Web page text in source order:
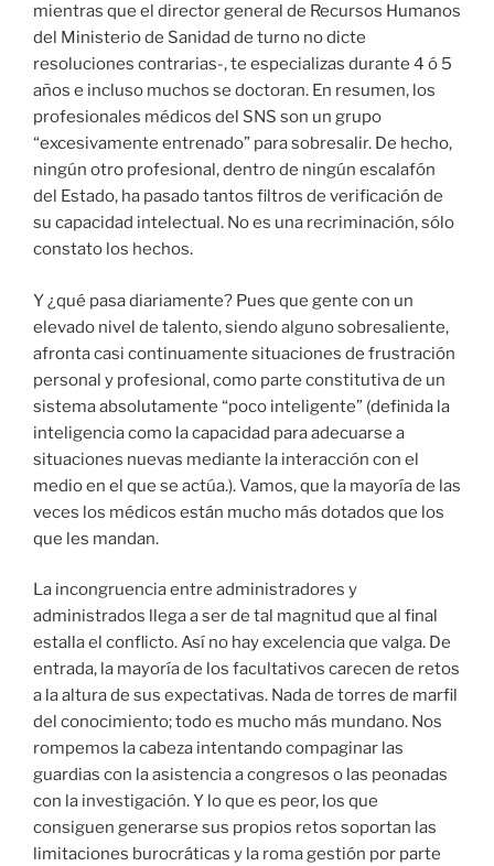
mientras que el director general de Recursos Humanos
del Ministerio de Sanidad de turno no dicte
resoluciones contrarias-, te especializas durante 4 ó 5
años e incluso muchos se doctoran. En resumen, los
profesionales médicos del SNS son un grupo
“excesivamente entrenado” para sobresalir. De hecho,
ningún otro profesional, dentro de ningún escalafón
del Estado, ha pasado tantos filtros de verificación de
su capacidad intelectual. No es una recriminación, sólo
constato los hechos.
Y ¿qué pasa diariamente? Pues que gente con un
elevado nivel de talento, siendo alguno sobresaliente,
afronta casi continuamente situaciones de frustración
personal y profesional, como parte constitutiva de un
sistema absolutamente “poco inteligente” (definida la
inteligencia como la capacidad para adecuarse a
situaciones nuevas mediante la interacción con el
medio en el que se actúa.). Vamos, que la mayoría de las
veces los médicos están mucho más dotados que los
que les mandan.
La incongruencia entre administradores y
administrados llega a ser de tal magnitud que al final
estalla el conflicto. Así no hay excelencia que valga. De
entrada, la mayoría de los facultativos carecen de retos
a la altura de sus expectativas. Nada de torres de marfil
del conocimiento; todo es mucho más mundano. Nos
rompemos la cabeza intentando compaginar las
guardias con la asistencia a congresos o las peonadas
con la investigación. Y lo que es peor, los que
consiguen generarse sus propios retos soportan las
limitaciones burocráticas y la roma gestión por parte